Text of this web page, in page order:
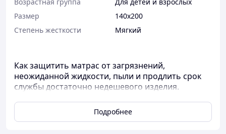
Размер
140x200
Степень жесткости
Мягкий
Как защитить матрас от загрязнений,
неожиданной жидкости, пыли и продлить срок
службы достаточно недешевого изделия.
Подробнее